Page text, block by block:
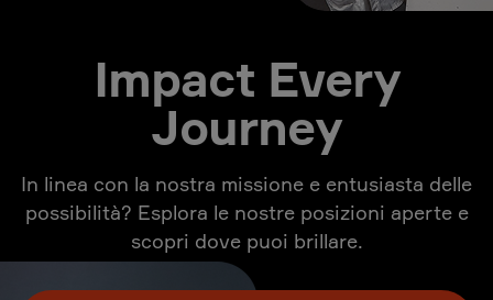
Impact Every
Journey
In linea con la nostra missione e entusiasta delle
possibilità? Esplora le nostre posizioni aperte e
scopri dove puoi brillare.